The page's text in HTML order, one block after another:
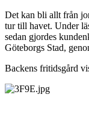
Det kan bli allt från
tur till havet. Under
sedan gjordes
Göteborgs Stad,
Backens fritidsgård